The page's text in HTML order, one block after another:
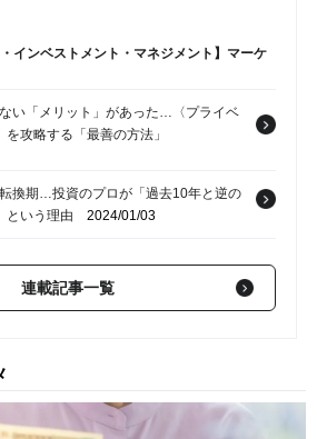
・インベストメント・マネジメント】マーケ
ない「メリット」があった…〈プライベ
を攻略する「最善の方法」
転換期…投資のプロが「過去10年と逆の
という理由 2024/01/03
の投資先…プライベート・アセットに吹
12
連載記事一覧